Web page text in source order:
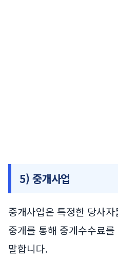
5) 중개사업
중개사업은 특정한 당사
중개를 통해 중개수수료
말합니다.